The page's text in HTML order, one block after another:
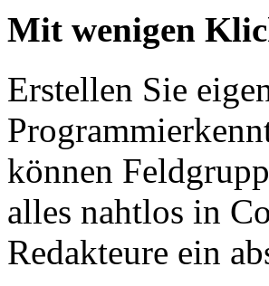
Mit wenigen
Erstellen Sie
können
alles nahtlos in
Redakteure ein